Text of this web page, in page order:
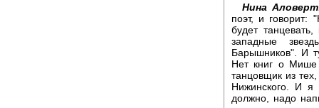
Нина
поэт, и
будет
западные
Барышников". И
Нет книг о Мише
танцовщик из
Нижинского. И я
должно, надо